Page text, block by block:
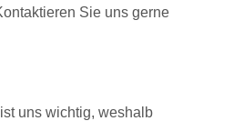
Sie uns gerne
uns wichtig, weshalb